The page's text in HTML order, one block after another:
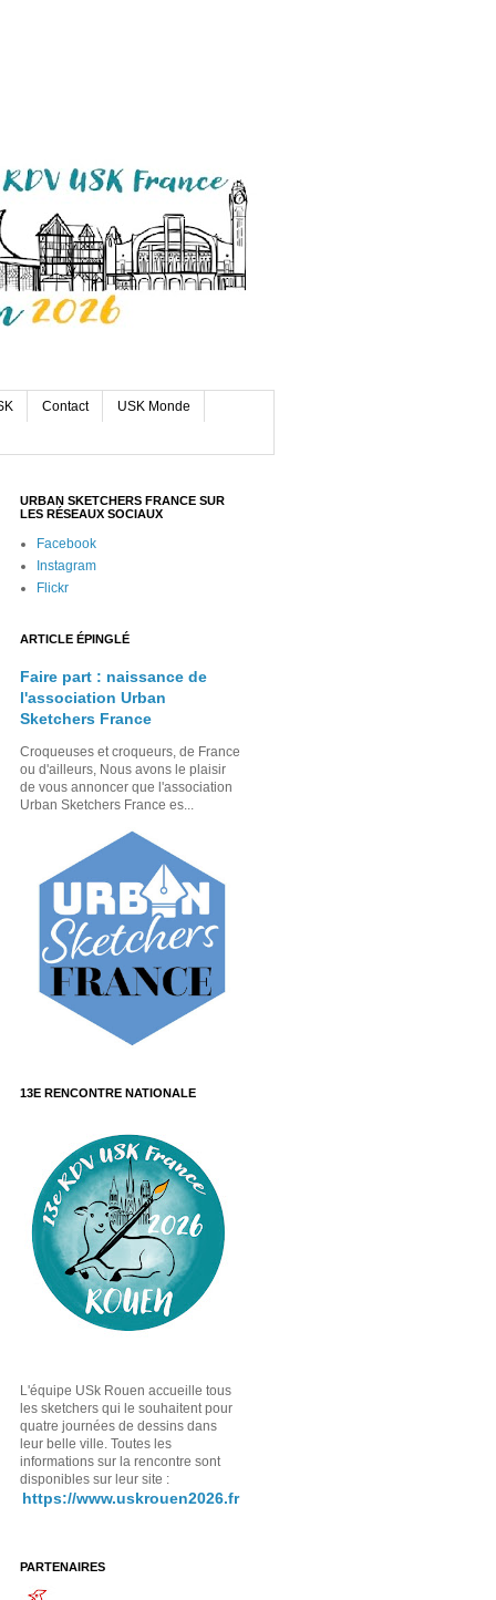
Contact USK Monde
URBAN SKETCHERS FRANCE SUR
LES RÉSEAUX SOCIAUX
Facebook
Instagram
Flickr
ARTICLE ÉPINGLÉ
Faire part : naissance de
l'association Urban
Sketchers France
Croqueuses et croqueurs, de France
ou d'ailleurs, Nous avons le plaisir
de vous annoncer que l'association
Urban Sketchers France es...
13E RENCONTRE NATIONALE
L'équipe USk Rouen accueille tous
les sketchers qui le souhaitent pour
quatre journées de dessins dans
leur belle ville. Toutes les
informations sur la rencontre sont
disponibles sur leur site :
https://www.uskrouen2026.fr
PARTENAIRES